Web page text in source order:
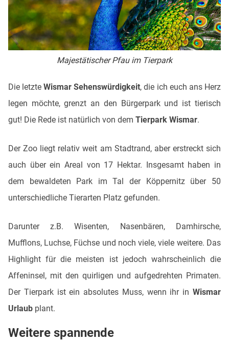
Majestätischer Pfau im Tierpark
Die letzteWismar Sehenswürdigkeit, die ich euch ans Herz
legen möchte, grenzt an den Bürgerpark und ist tierisch
gut! Die Rede ist natürlich von dem Tierpark Wismar.
Der Zoo liegt relativ weit am Stadtrand, aber erstreckt sich
auch über ein Areal von 17 Hektar. Insgesamt haben in
dem bewaldeten Park im Tal der Köppernitz über 50
unterschiedliche Tierarten Platz gefunden.
Darunter z.B. Wisenten, Nasenbären, Damhirsche,
Mufflons, Luchse, Füchse und noch viele, viele weitere. Das
Highlight für die meisten ist jedoch wahrscheinlich die
Affeninsel, mit den quirligen und aufgedrehten Primaten.
Der Tierpark ist ein absolutes Muss, wenn ihr in Wismar
Urlaub plant.
Weitere spannende